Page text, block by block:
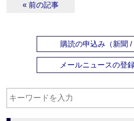
« 前の記事
購読の申込み（新聞 /
メールニュースの登